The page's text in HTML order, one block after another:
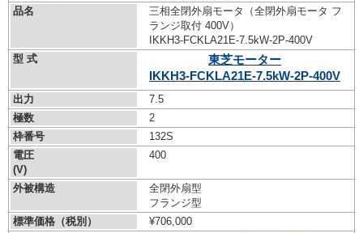
品名
三相全閉外扇モータ（全閉外扇モータ フ
ランジ取付 400V）
IKKH3-FCKLA21E-7.5kW-2P-400V
型 式
東芝モーター
IKKH3-FCKLA21E-7.5kW-2P-400V
出力
7.5
極数
2
枠番号
132S
電圧
(V)
400
外被構造
全閉外扇型
フランジ型
標準価格（税別）
¥706,000